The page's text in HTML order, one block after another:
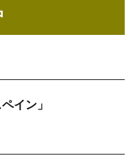
イン」